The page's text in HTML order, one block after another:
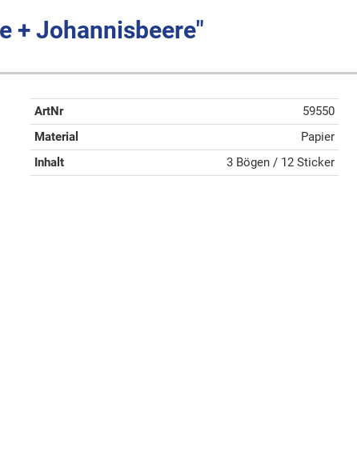
+ Johannisbeere"
ArtNr
59550
Material
Papier
Inhalt
3 Bögen / 12 Sticker